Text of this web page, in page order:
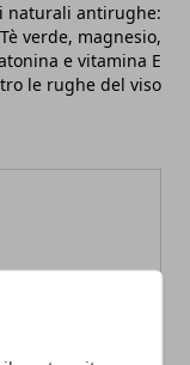
naturali antirughe:
Tè verde, magnesio,
e vitamina E
le rughe del viso